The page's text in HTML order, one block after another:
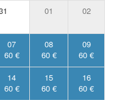
01 02
07
60 €
08
60 €
09
60 €
14
60 €
15
60 €
16
60 €